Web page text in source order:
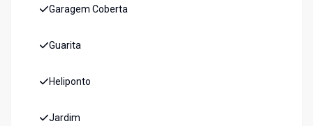
Garagem Coberta
Guarita
Heliponto
Jardim